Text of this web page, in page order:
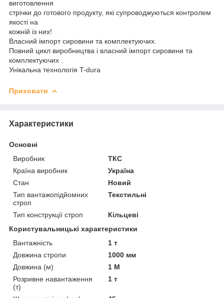
виготовлення
стрічки до готового продукту, які супроводжуються контролем
якості на
кожній із них!
Власний імпорт сировини та комплектуючих.
Повний цикл виробництва і власний імпорт сировини та
комплектуючих .
Унікальна технологія T-dura
Приховати
Характеристики
Основні
Виробник
ТКС
Країна виробник
Україна
Стан
Новий
Тип вантажопідйомних
строп
Текстильні
Тип конструкції строп
Кільцеві
Користувальницькі характеристики
Вантажність
1 т
Довжина стропи
1000 мм
Довжина (м)
1 М
Розривне навантаження
(т)
1 т